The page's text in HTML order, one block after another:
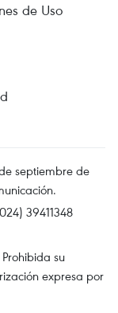
de Uso
septiembre de
39411348
su
expresa por